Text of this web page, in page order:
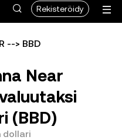
Rekisteröidy
--> BBD
Near
(BBD)
dollari